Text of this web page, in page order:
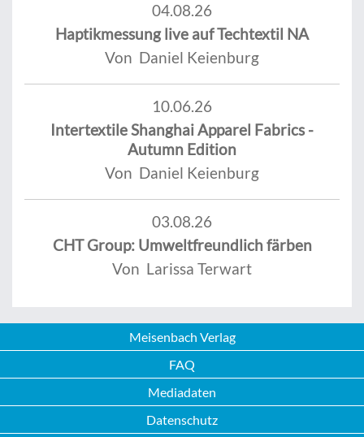
04.08.26
Haptikmessung live auf Techtextil NA
Von Daniel Keienburg
10.06.26
Intertextile Shanghai Apparel Fabrics -
Autumn Edition
Von Daniel Keienburg
03.08.26
CHT Group: Umweltfreundlich färben
Von Larissa Terwart
Meisenbach Verlag
FAQ
Mediadaten
Datenschutz